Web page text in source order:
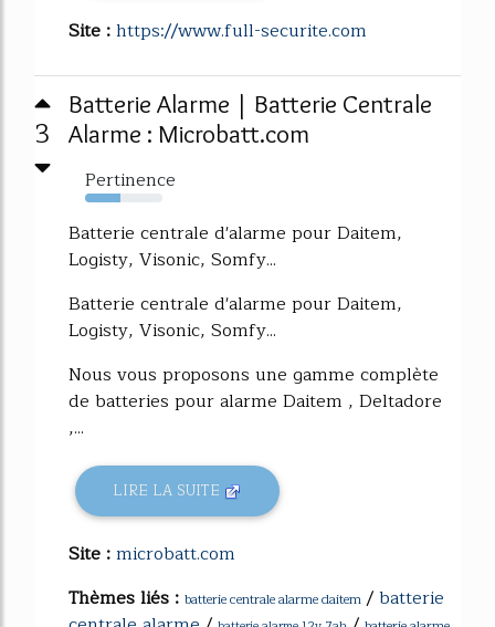
Site :https://www.full-securite.com
3
Batterie Alarme | Batterie Centrale
Alarme : Microbatt.com
Pertinence
46%
Batterie centrale d'alarme pour Daitem,
Logisty, Visonic, Somfy...
Batterie centrale d'alarme pour Daitem,
Logisty, Visonic, Somfy...
Nous vous proposons une gamme complète
de batteries pour alarme Daitem , Deltadore
,...
LIRE LA SUITE
Site :microbatt.com
Thèmes liés : batterie centrale alarme daitem /batterie